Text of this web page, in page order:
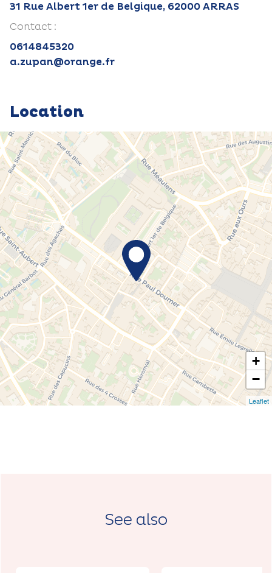
31 Rue Albert 1er de Belgique, 62000 ARRAS
Contact :
0614845320
a.zupan@orange.fr
Location
+
−
Leaflet
See also